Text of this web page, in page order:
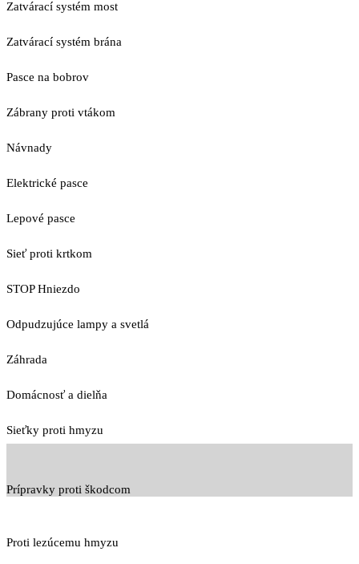
Zatvárací systém most
Zatvárací systém brána
Pasce na bobrov
Zábrany proti vtákom
Návnady
Elektrické pasce
Lepové pasce
Sieť proti krtkom
STOP Hniezdo
Odpudzujúce lampy a svetlá
Záhrada
Domácnosť a dielňa
Sieťky proti hmyzu
Prípravky proti škodcom
Proti lezúcemu hmyzu